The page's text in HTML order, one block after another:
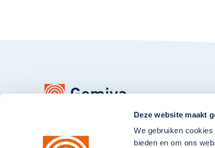
Deze website maakt
We gebruiken
bieden en om ons